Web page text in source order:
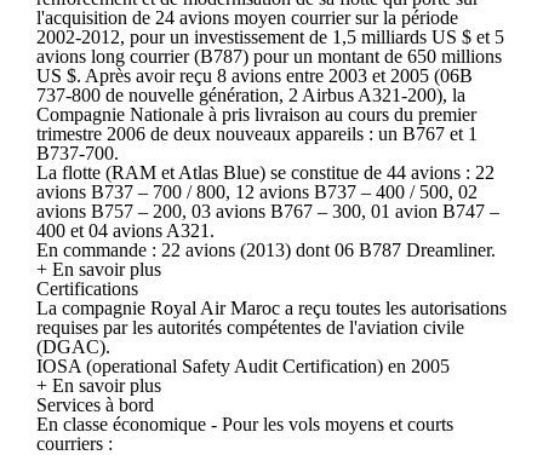
l'acquisition de 24 avions moyen courrier sur la période
2002-2012, pour un investissement de 1,5 milliards US $ et 5
avions long courrier (B787) pour un montant de 650 millions
US $. Après avoir reçu 8 avions entre 2003 et 2005 (06B
737-800 de nouvelle génération, 2 Airbus A321-200), la
Compagnie Nationale à pris livraison au cours du premier
trimestre 2006 de deux nouveaux appareils : un B767 et 1
B737-700.
La flotte (RAM et Atlas Blue) se constitue de 44 avions : 22
avions B737 – 700 / 800, 12 avions B737 – 400 / 500, 02
avions B757 – 200, 03 avions B767 – 300, 01 avion B747 –
400 et 04 avions A321.
En commande : 22 avions (2013) dont 06 B787 Dreamliner.
+ En savoir plus
Certifications
La compagnie Royal Air Maroc a reçu toutes les autorisations
requises par les autorités compétentes de l'aviation civile
(DGAC).
IOSA (operational Safety Audit Certification) en 2005
+ En savoir plus
Services à bord
En classe économique - Pour les vols moyens et courts
courriers :